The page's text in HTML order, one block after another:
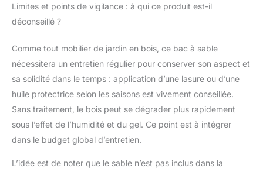
Limites et points de vigilance : à qui ce produit est-il
déconseillé ?
Comme tout mobilier de jardin en bois, ce bac à sable
nécessitera un entretien régulier pour conserver son aspect et
sa solidité dans le temps : application d’une lasure ou d’une
huile protectrice selon les saisons est vivement conseillée.
Sans traitement, le bois peut se dégrader plus rapidement
sous l’effet de l’humidité et du gel. Ce point est à intégrer
dans le budget global d’entretien.
L’idée est de noter que le sable n’est pas inclus dans la